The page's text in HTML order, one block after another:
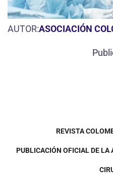
AUTOR:ASOCIACIÓN
REVISTA
PUBLICACIÓN OFICIAL DE LA